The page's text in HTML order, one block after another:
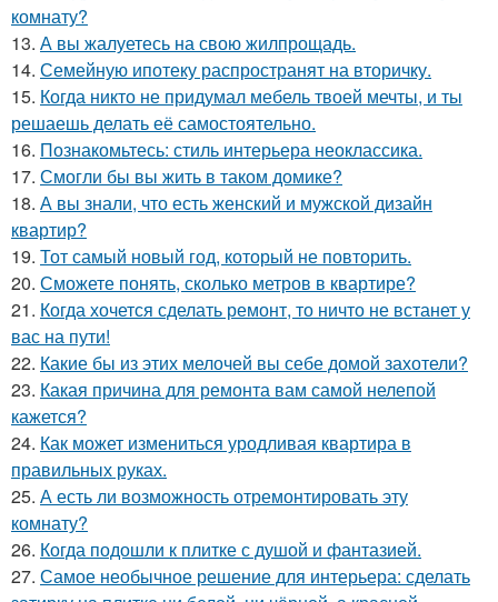
комнату?
13. А вы жалуетесь на свою жилпрощадь.
14. Семейную ипотеку распространят на вторичку.
15. Когда никто не придумал мебель твоей мечты, и ты
решаешь делать её самостоятельно.
16. Познакомьтесь: стиль интерьера неоклассика.
17. Смогли бы вы жить в таком домике?
18. А вы знали, что есть женский и мужской дизайн
квартир?
19. Тот самый новый год, который не повторить.
20. Сможете понять, сколько метров в квартире?
21. Когда хочется сделать ремонт, то ничто не встанет у
вас на пути!
22. Какие бы из этих мелочей вы себе домой захотели?
23. Какая причина для ремонта вам самой нелепой
кажется?
24. Как может измениться уродливая квартира в
правильных руках.
25. А есть ли возможность отремонтировать эту
комнату?
26. Когда подошли к плитке с душой и фантазией.
27. Самое необычное решение для интерьера: сделать